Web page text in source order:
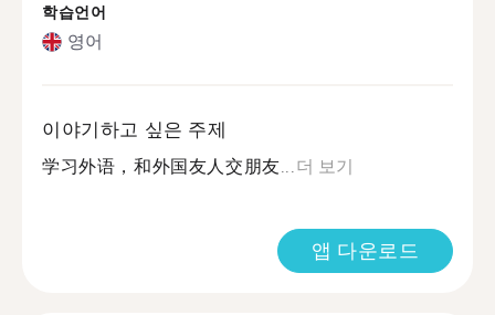
학습언어
영어
이야기하고 싶은 주제
学习外语，和外国友人交朋友...더 보기
앱 다운로드